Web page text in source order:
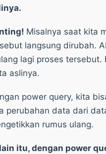
Misalnya saat kita
langsung dirubah.
lagi proses
aslinya.
power query, kita
perubahan data dari
rumus ulang.
itu, dengan power